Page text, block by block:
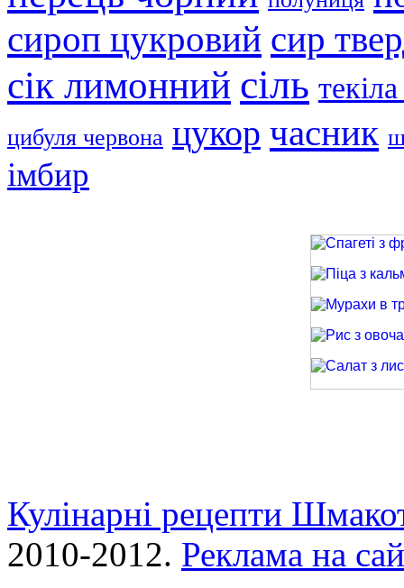
сироп цукровий сир
сік лимонний сіль
цибуля червона цукор часник
імбир
Кулінарні рецепти
2010-2012. Реклама на